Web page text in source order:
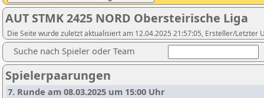
AUT STMK 2425 NORD Obersteirische Liga
Die Seite wurde zuletzt aktualisiert am 12.04.2025 21:57:05, Ersteller/Letzter
Suche nach Spieler oder Team
Spielerpaarungen
7. Runde am 08.03.2025 um 15:00 Uhr